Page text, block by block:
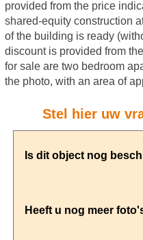
provided from the price
shared-equity construction
of the building is ready
discount is provided from
for sale are two bedroom
the photo, with an area of
Stel hier uw